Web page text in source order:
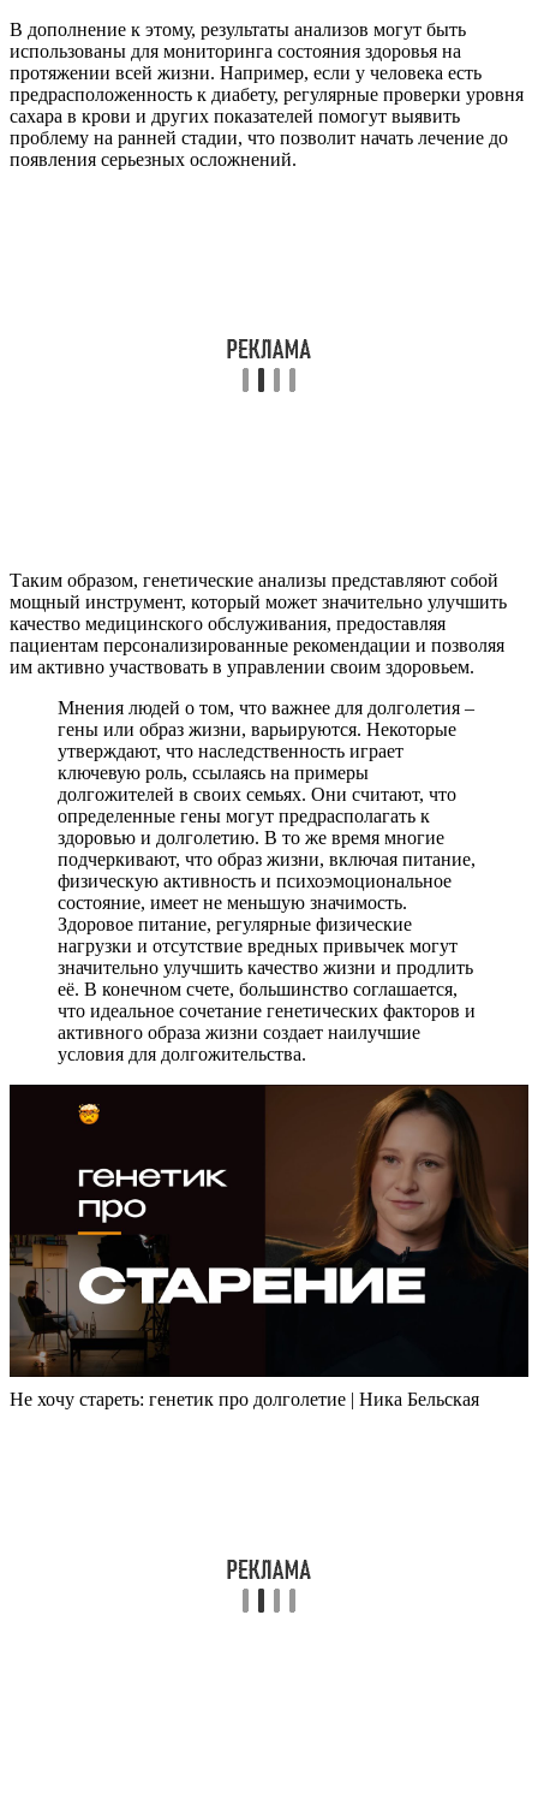
В дополнение к этому, результаты анализов могут быть
использованы для мониторинга состояния здоровья на
протяжении всей жизни. Например, если у человека есть
предрасположенность к диабету, регулярные проверки уровня
сахара в крови и других показателей помогут выявить
проблему на ранней стадии, что позволит начать лечение до
появления серьезных осложнений.
Таким образом, генетические анализы представляют собой
мощный инструмент, который может значительно улучшить
качество медицинского обслуживания, предоставляя
пациентам персонализированные рекомендации и позволяя
им активно участвовать в управлении своим здоровьем.
Мнения людей о том, что важнее для долголетия –
гены или образ жизни, варьируются. Некоторые
утверждают, что наследственность играет
ключевую роль, ссылаясь на примеры
долгожителей в своих семьях. Они считают, что
определенные гены могут предрасполагать к
здоровью и долголетию. В то же время многие
подчеркивают, что образ жизни, включая питание,
физическую активность и психоэмоциональное
состояние, имеет не меньшую значимость.
Здоровое питание, регулярные физические
нагрузки и отсутствие вредных привычек могут
значительно улучшить качество жизни и продлить
её. В конечном счете, большинство соглашается,
что идеальное сочетание генетических факторов и
активного образа жизни создает наилучшие
условия для долгожительства.
Не хочу стареть: генетик про долголетие | Ника Бельская